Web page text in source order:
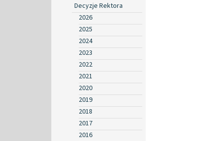
Decyzje Rektora
2026
2025
2024
2023
2022
2021
2020
2019
2018
2017
2016